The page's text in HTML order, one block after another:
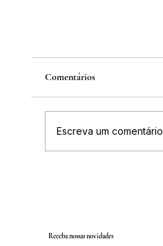
Comentários
Escreva um comentário
Receba nossas novidades